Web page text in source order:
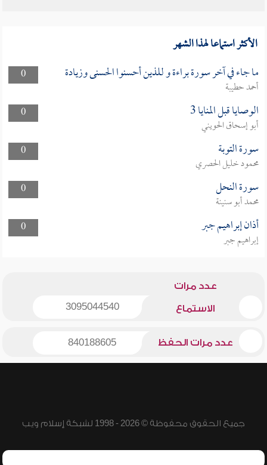
الأكثر استماعا لهذا الشهر
0 ما جاء في آخر سورة براءة و للذين أحسنوا الحسنى وزيادة
أحمد حطيبة
0
الوصايا قبل المنايا 3
أبو إسحاق الحويني
0
سورة التوبة
محمود خليل الحصري
0
سورة النحل
محمد أبو سنينة
0
أذان إبراهيم جبر
إبراهيم جبر
عدد مرات
الاستماع 3095044540
عدد مرات الحفظ 840188605
جميع الحقوق محفوظة © 2026 - 1998 لشبكة إسلام ويب